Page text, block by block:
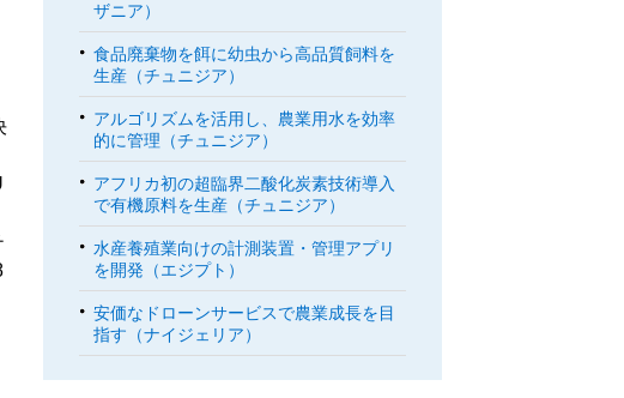
ザニア）
食品廃棄物を餌に幼虫から高品質飼料を
生産（チュニジア）
アルゴリズムを活用し、農業用水を効率
的に管理（チュニジア）
アフリカ初の超臨界二酸化炭素技術導入
で有機原料を生産（チュニジア）
水産養殖業向けの計測装置・管理アプリ
を開発（エジプト）
安価なドローンサービスで農業成長を目
指す（ナイジェリア）